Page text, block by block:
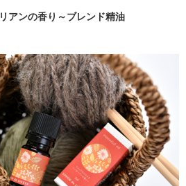
アンの香り～ブレンド精油